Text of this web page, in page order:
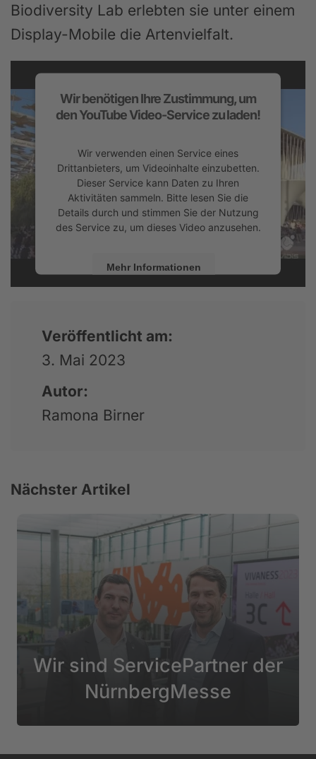
Biodiversity Lab erlebten sie unter einem
Display-Mobile die Artenvielfalt.
Wir benötigen Ihre Zustimmung, um
den YouTube Video-Service zu laden!
Wir verwenden einen Service eines
Drittanbieters, um Videoinhalte einzubetten.
Dieser Service kann Daten zu Ihren
Aktivitäten sammeln. Bitte lesen Sie die
Details durch und stimmen Sie der Nutzung
des Service zu, um dieses Video anzusehen.
Mehr Informationen
powered by Usercentrics Consent
Management Platform
Veröffentlicht am:
3. Mai 2023
Autor:
Ramona Birner
Nächster Artikel
Wir sind ServicePartner der
NürnbergMesse